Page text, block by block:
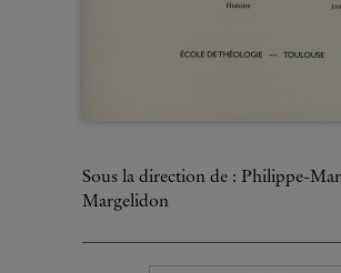
Sous la direction de : Philippe-
Margelidon